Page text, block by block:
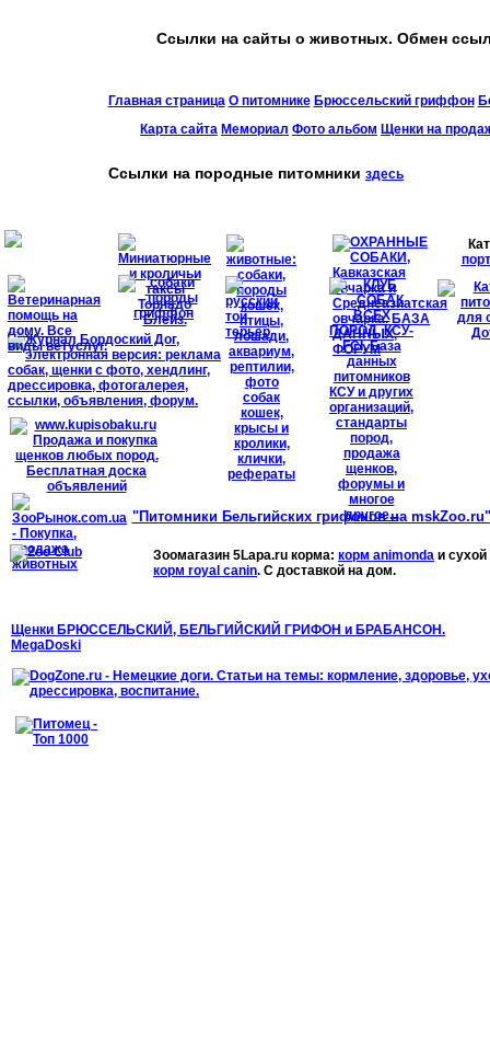
Главная страница О питомнике Брюссельский гриффон
Карта сайта Мемориал Фото альбом Щенки на
Ссылки на сайты о животных. Обмен
Ссылки на породные питомники здесь
"Питомники Бельгийских грифонов на mskZoo.ru"
Щенки БРЮССЕЛЬСКИЙ, БЕЛЬГИЙСКИЙ ГРИФОН и БРАБАНСОН.
MegaDoski
Зоомагазин 5Lapa.ru корма: корм animonda и сухой
корм royal canin. С доставкой на дом.